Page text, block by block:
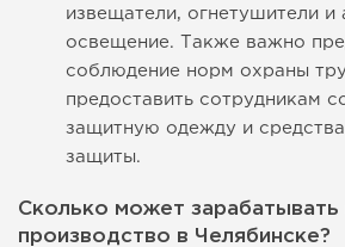
извещатели, огнетушители и
освещение. Также важно
соблюдение норм охраны
предоставить сотрудникам
защитную одежду и
защиты.
Сколько может зарабатывать
производство в Челябинске?